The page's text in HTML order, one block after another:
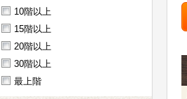
10階以上
15階以上
20階以上
30階以上
最上階